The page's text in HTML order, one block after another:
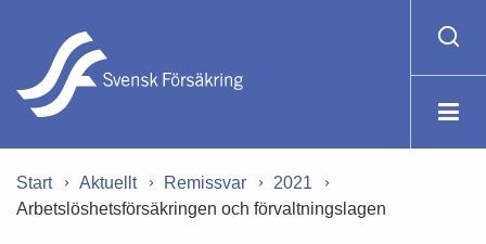
Start Aktuellt Remissvar
2021
Arbetslöshetsförsäkringen och förvaltningslagen